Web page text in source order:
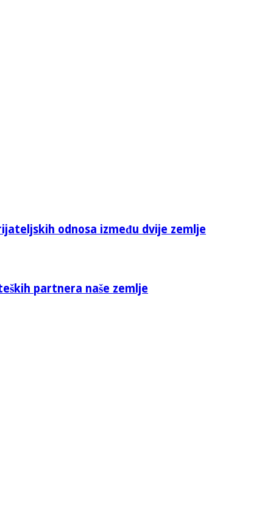
odnosa između dvije zemlje
partnera naše zemlje